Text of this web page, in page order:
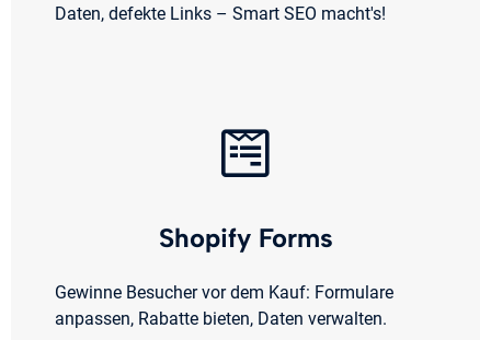
Daten, defekte Links – Smart SEO macht's!
Shopify Forms
Gewinne Besucher vor dem Kauf: Formulare
anpassen, Rabatte bieten, Daten verwalten.